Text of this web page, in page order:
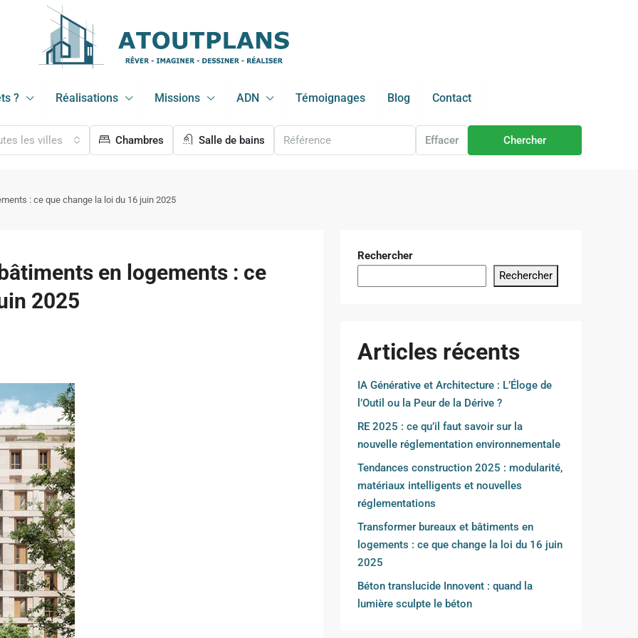
? Réalisations Missions ADN Témoignages Blog Contact
les villes Chambres Salle de bains Effacer Chercher
: ce que change la loi du 16 juin 2025
en logements : ce
2025
Rechercher
Rechercher
Articles récents
IA Générative et Architecture : L’Éloge de
l’Outil ou la Peur de la Dérive ?
RE 2025 : ce qu’il faut savoir sur la
nouvelle réglementation environnementale
Tendances construction 2025 : modularité,
matériaux intelligents et nouvelles
réglementations
Transformer bureaux et bâtiments en
logements : ce que change la loi du 16 juin
2025
Béton translucide Innovent : quand la
lumière sculpte le béton